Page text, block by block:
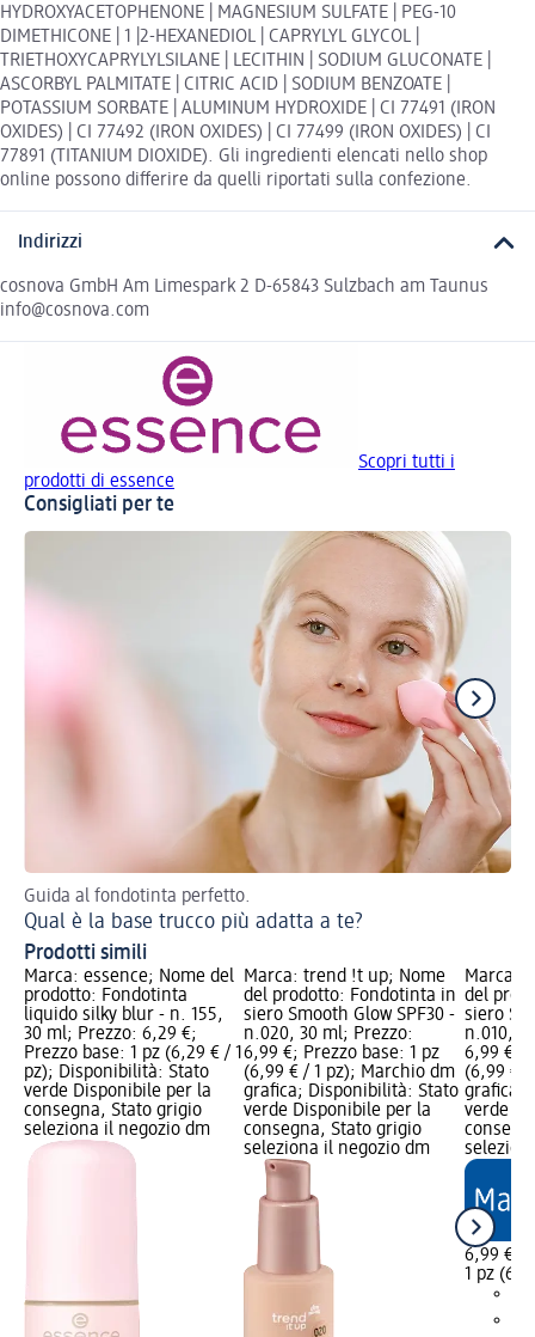
HYDROXYACETOPHENONE | MAGNESIUM SULFATE | PEG-10
DIMETHICONE | 1 |2-HEXANEDIOL | CAPRYLYL GLYCOL |
TRIETHOXYCAPRYLYLSILANE | LECITHIN | SODIUM GLUCONATE |
ASCORBYL PALMITATE | CITRIC ACID | SODIUM BENZOATE |
POTASSIUM SORBATE | ALUMINUM HYDROXIDE | CI 77491 (IRON
OXIDES) | CI 77492 (IRON OXIDES) | CI 77499 (IRON OXIDES) | CI
77891 (TITANIUM DIOXIDE). Gli ingredienti elencati nello shop
online possono differire da quelli riportati sulla confezione.
Indirizzi
cosnova GmbH Am Limespark 2 D-65843 Sulzbach am Taunus
info@cosnova.com
Scopri tutti i
prodotti di essence
Consigliati per te
Guida al fondotinta perfetto.
Qual è la base trucco più adatta a te?
Prodotti simili
Marca: essence; Nome del
prodotto: Fondotinta
liquido silky blur - n. 155,
30 ml; Prezzo: 6,29 €;
Prezzo base: 1 pz (6,29 € / 1
pz); Disponibilità: Stato
verde Disponibile per la
consegna, Stato grigio
seleziona il negozio dm
Marca: trend !t up; Nome
del prodotto: Fondotinta in
siero Smooth Glow SPF30 -
n.020, 30 ml; Prezzo:
6,99 €; Prezzo base: 1 pz
(6,99 € / 1 pz); Marchio dm
grafica; Disponibilità: Stato
verde Disponibile per la
consegna, Stato grigio
seleziona il negozio dm
Marca:
del
siero
n.010,
6,99 €;
(6,99 € /
grafica;
verde
6,99 €
1 pz